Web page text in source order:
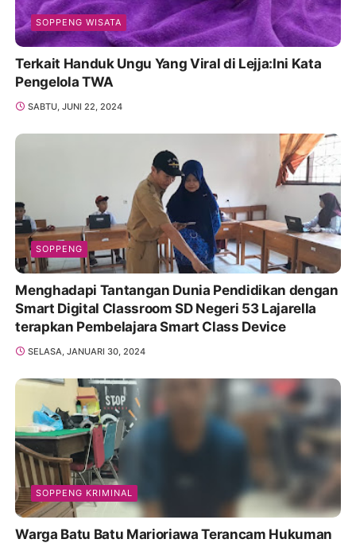
SOPPENG WISATA
Terkait Handuk Ungu Yang Viral di Lejja:Ini Kata
Pengelola TWA
SABTU, JUNI 22, 2024
SOPPENG
Menghadapi Tantangan Dunia Pendidikan dengan
Smart Digital Classroom SD Negeri 53 Lajarella
terapkan Pembelajara Smart Class Device
SELASA, JANUARI 30, 2024
SOPPENG KRIMINAL
Warga Batu Batu Marioriawa Terancam Hukuman